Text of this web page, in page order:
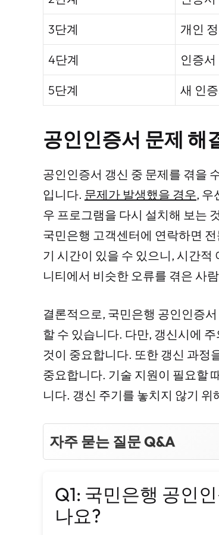
3단계 개인
4단계 인증서
5단계 새 인
공인인증서 문제 해
공인인증서 갱신 중 문제를 겪을
입니다. 문제가 발생했을 경우, 우
우 프로그램을 다시 설치해 보는
국민은행 고객센터에 연락하면
기 시간이 있을 수 있으니, 시간
니티에서 비슷한 오류를 겪은 사
결론적으로, 국민은행 공인인증
할 수 있습니다. 다만, 갱신시에
것이 중요합니다. 또한 갱신 과정
중요합니다. 기술 지원이 필요할
니다. 갱신 주기를 놓치지 않기
자주 묻는 질문 Q&A
Q1: 국민은행 공인
나요?